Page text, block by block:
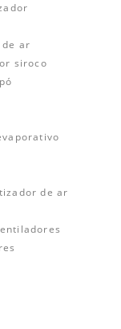
ar
siroco
de ar